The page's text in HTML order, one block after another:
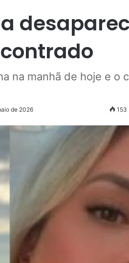
na manhã de hoje e o
de 2026 153